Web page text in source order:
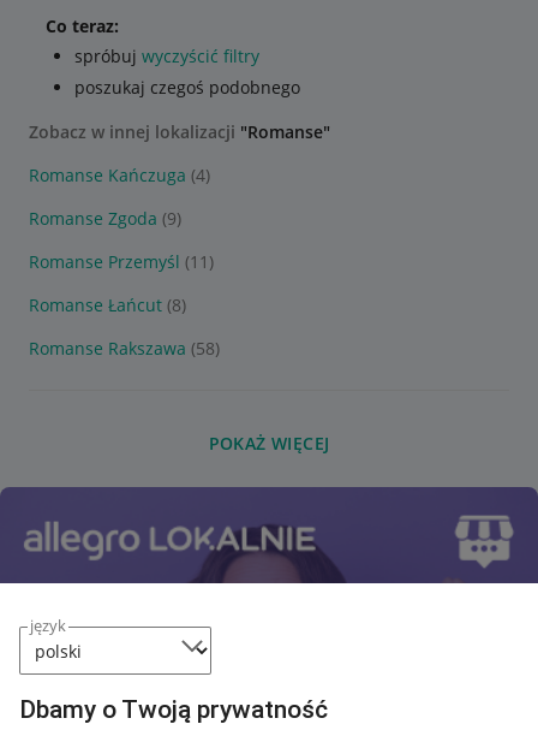
język
Dbamy o Twoją prywatność
Co teraz:
spróbuj wyczyścić filtry
poszukaj czegoś podobnego
Zobacz w innej lokalizacji "Romanse"
Romanse Kańczuga (4)
Romanse Zgoda (9)
Romanse Przemyśl (11)
Romanse Łańcut (8)
Romanse Rakszawa (58)
POKAŻ WIĘCEJ